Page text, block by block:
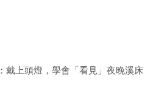
：戴上頭燈，學會「看見」夜晚溪床